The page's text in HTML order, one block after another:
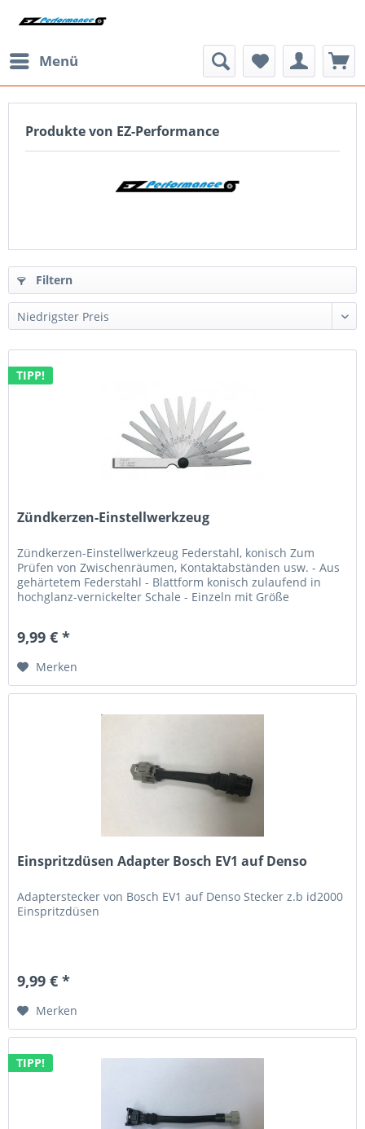
Menü
Produkte von EZ-Performance
Filtern
TIPP!
Zündkerzen-Einstellwerkzeug
Zündkerzen-Einstellwerkzeug Federstahl, konisch Zum
Prüfen von Zwischenräumen, Kontaktabständen usw. - Aus
gehärtetem Federstahl - Blattform konisch zulaufend in
hochglanz-vernickelter Schale - Einzeln mit Größe
9,99 € *
Merken
Einspritzdüsen Adapter Bosch EV1 auf Denso
Adapterstecker von Bosch EV1 auf Denso Stecker z.b id2000
Einspritzdüsen
9,99 € *
Merken
TIPP!